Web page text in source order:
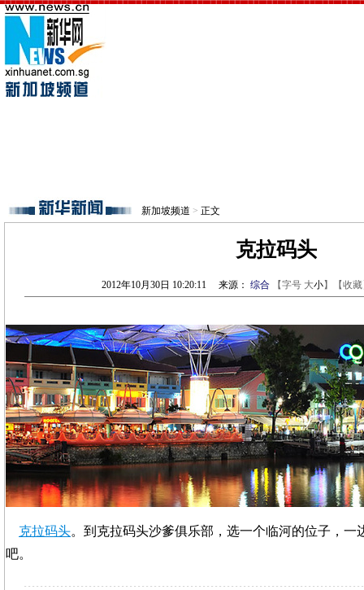
新加坡频道 > 正文
克拉码头
2012年10月30日 10:20:11 来源： 综合 【字号 大小】【收藏
克拉码头。到克拉码头沙爹俱乐部，选一个临河的位子，一
吧。